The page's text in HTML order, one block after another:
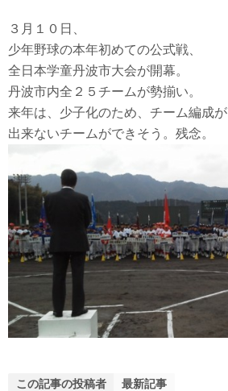
３月１０日、
少年野球の本年初めての公式戦、
全日本学童丹波市大会が開幕。
丹波市内全２５チームが勢揃い。
来年は、少子化のため、チーム編成が
出来ないチームができそう。残念。
この記事の投稿者 最新記事